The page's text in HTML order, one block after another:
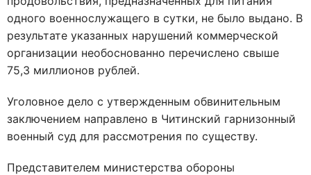
одного военнослужащего в сутки, не было выдано. В
результате указанных нарушений коммерческой
организации необоснованно перечислено свыше
75,3 миллионов рублей.
Уголовное дело с утвержденным обвинительным
заключением направлено в Читинский гарнизонный
военный суд для рассмотрения по существу.
Представителем министерства обороны